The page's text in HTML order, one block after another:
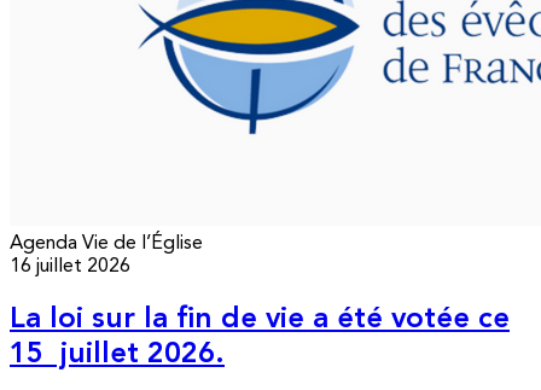
Agenda Vie de l’Église
16 juillet 2026
La loi sur la fin de vie a été votée ce
15 juillet 2026.